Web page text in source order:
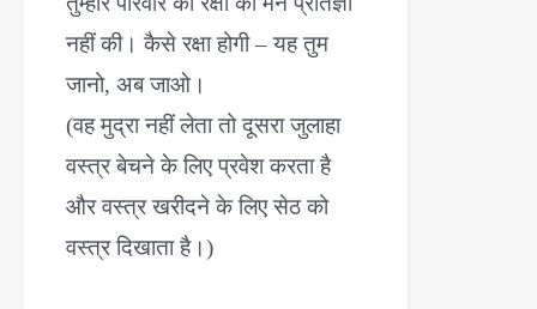
नहीं की। कैसे रक्षा होगी – यह तुम
जानो, अब जाओ।
(वह मुद्रा नहीं लेता तो दूसरा जुलाहा
वस्त्र बेचने के लिए प्रवेश करता है
और वस्त्र खरीदने के लिए सेठ को
वस्त्र दिखाता है।)